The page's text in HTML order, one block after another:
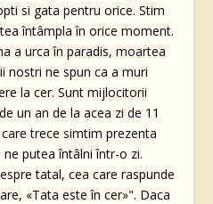
si gata pentru orice. Stim
întâmpla în orice moment.
a urca în paradis, moartea
nostri ne spun ca a muri
la cer. Sunt mijlocitorii
un an de la acea zi de 11
trece simtim prezenta
putea întâlni într-o zi.
tatal, cea care raspunde
«Tata este în cer»". Daca